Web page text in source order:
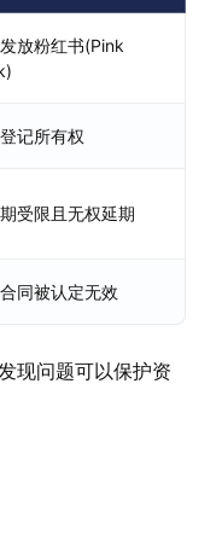
放粉红书(Pink
记所有权
受限且无权延期
同被认定无效
现问题可以保护资